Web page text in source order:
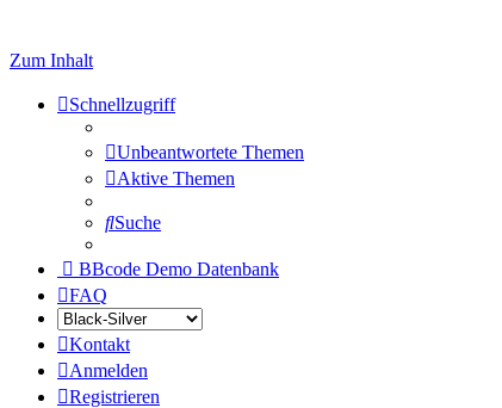
Zum Inhalt
Schnellzugriff
Unbeantwortete Themen
Aktive Themen
Suche
BBcode Demo Datenbank
FAQ
Kontakt
Anmelden
Registrieren